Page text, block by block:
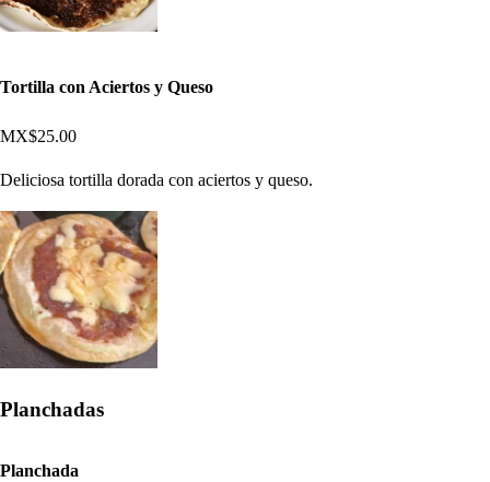
Tortilla con Aciertos y Queso
MX$25.00
Deliciosa tortilla dorada con aciertos y queso.
Planchadas
Planchada